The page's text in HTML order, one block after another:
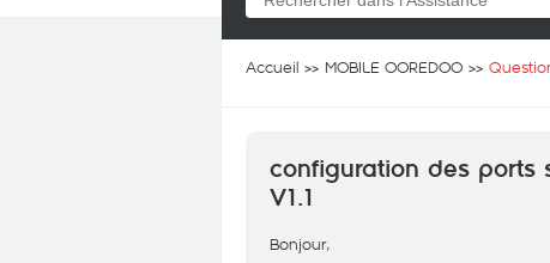
Accueil MOBILE OOREDOO
configuration des ports
V1.1
Bonjour,